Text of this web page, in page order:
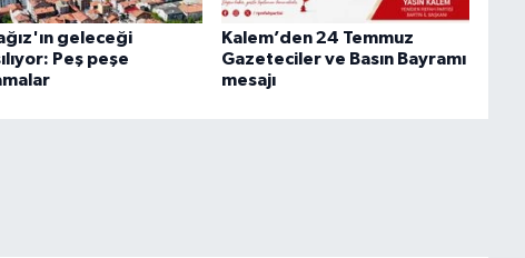
geleceği
Peş peşe
Kalem’den 24 Temmuz
Gazeteciler ve Basın Bayramı
mesajı